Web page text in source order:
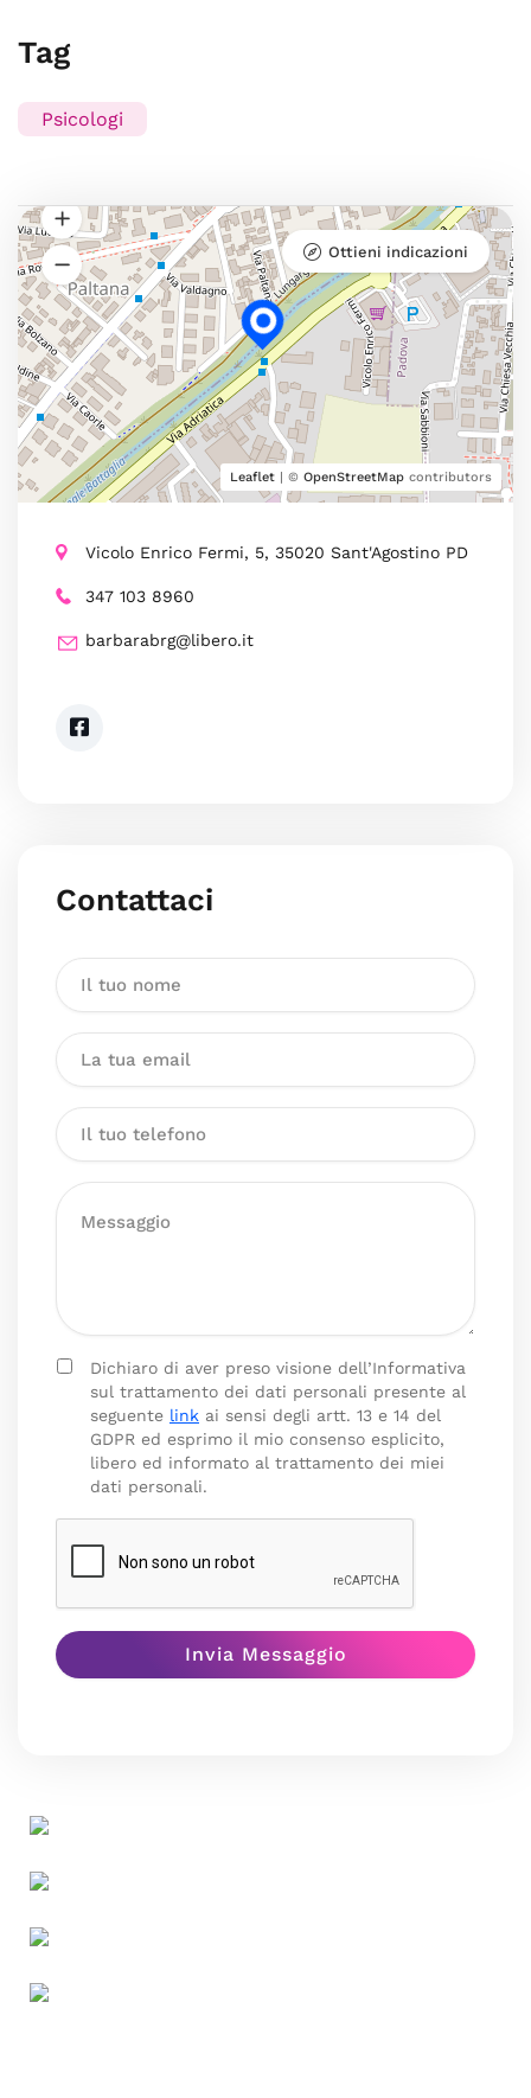
Tag
Psicologi
Leaflet | © OpenStreetMap contributors
Ottieni indicazioni
Vicolo Enrico Fermi, 5, 35020 Sant'Agostino PD
347 103 8960
barbarabrg@libero.it
Contattaci
Dichiaro di aver preso visione dell’Informativa
sul trattamento dei dati personali presente al
seguente link ai sensi degli artt. 13 e 14 del
GDPR ed esprimo il mio consenso esplicito,
libero ed informato al trattamento dei miei
dati personali.